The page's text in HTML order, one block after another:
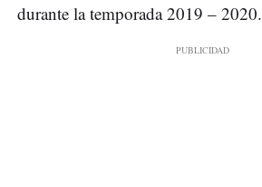
durante la temporada 2019 – 2020.